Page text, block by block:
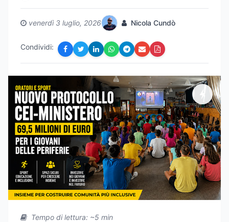
venerdì 3 luglio, 2026 Nicola Cundò
Condividi:
Tempo di lettura: ~5 min